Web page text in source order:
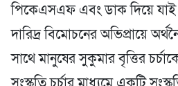
পিকেএসএফ এবং ডাক দিয়ে যাই
দারিদ্র বিমোচনের অভিপ্রায়ে
সাথে মানুষের সুকুমার বৃত্তির